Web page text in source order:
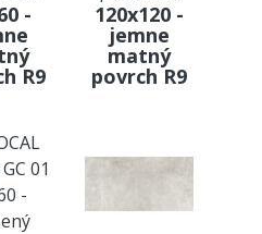
-
R9
120x120 -
jemne
matný
povrch R9